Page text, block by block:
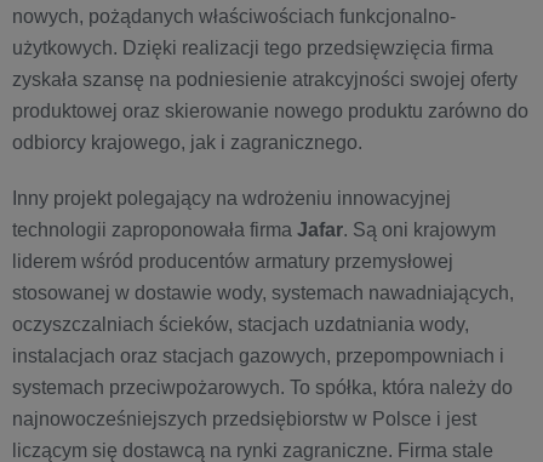
nowych, pożądanych właściwościach funkcjonalno-
użytkowych. Dzięki realizacji tego przedsięwzięcia firma
zyskała szansę na podniesienie atrakcyjności swojej oferty
produktowej oraz skierowanie nowego produktu zarówno do
odbiorcy krajowego, jak i zagranicznego.
Inny projekt polegający na wdrożeniu innowacyjnej
technologii zaproponowała firma Jafar. Są oni krajowym
liderem wśród producentów armatury przemysłowej
stosowanej w dostawie wody, systemach nawadniających,
oczyszczalniach ścieków, stacjach uzdatniania wody,
instalacjach oraz stacjach gazowych, przepompowniach i
systemach przeciwpożarowych. To spółka, która należy do
najnowocześniejszych przedsiębiorstw w Polsce i jest
liczącym się dostawcą na rynki zagraniczne. Firma stale